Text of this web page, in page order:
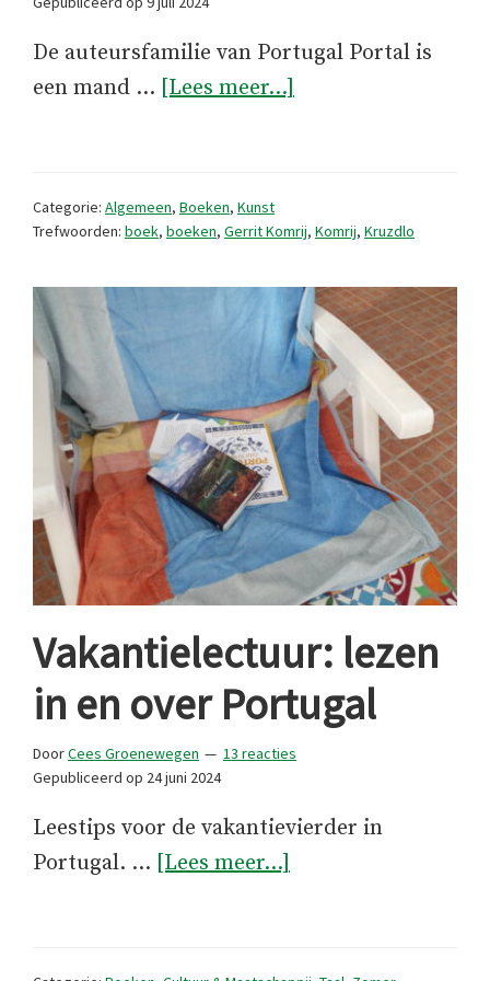
De auteursfamilie van Portugal Portal is
een mand … [Lees meer...]
Gerrit
Categorie: Algemeen, Boeken, Kunst
Trefwoorden: boek, boeken, Gerrit Komrij, Komrij, Kruzdlo
Vakantielectuur: lezen
in en over Portugal
DoorCees Groenewegen
13 reacties
Gepubliceerd op 24 juni 2024
Leestips voor de vakantievierder in
Portugal. … [Lees meer...]